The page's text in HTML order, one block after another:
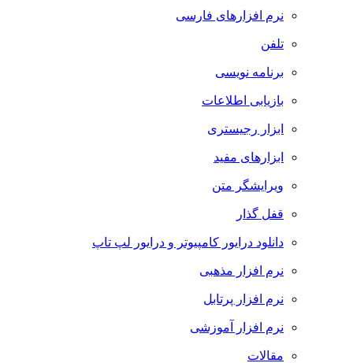
نرم افزارهای فارسی
تلفن
برنامه نویسی
بازیابی اطلاعات
ابزار رجیستری
ابزارهای مفید
ویرایشگر متن
قفل گذار
دانلود درایور کامپیوتر و درایور لپ تاپ
نرم افزار مذهبی
نرم افزار پرتابل
نرم افزار آموزشی
مقالات